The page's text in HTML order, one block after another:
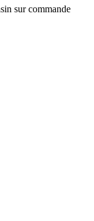
sur commande